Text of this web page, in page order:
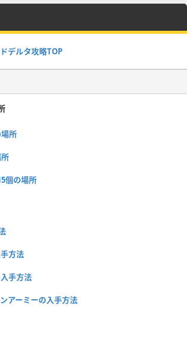
デルタ攻略TOP
所
個の場所
方法
手方法
アーミーの入手方法